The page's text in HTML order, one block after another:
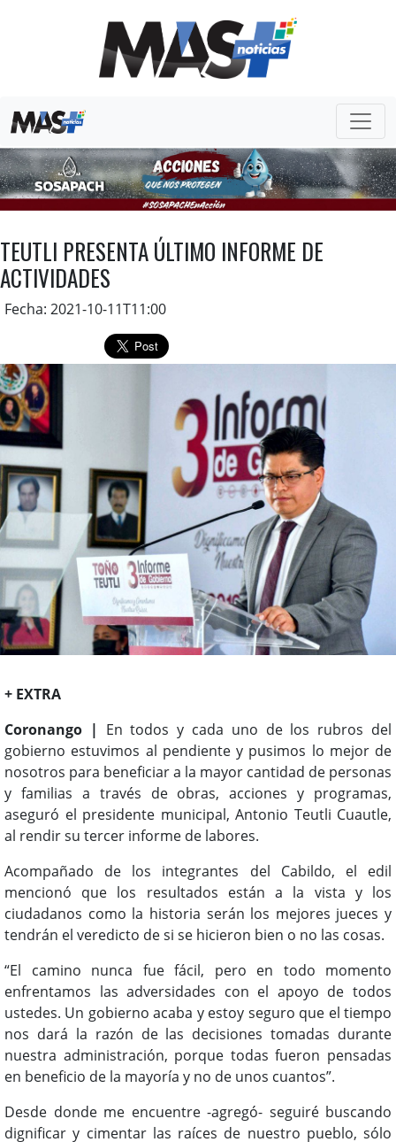
TEUTLI PRESENTA ÚLTIMO INFORME DE
ACTIVIDADES
Fecha: 2021-10-11T11:00
+ EXTRA
Coronango | En todos y cada uno de los rubros del
gobierno estuvimos al pendiente y pusimos lo mejor de
nosotros para beneficiar a la mayor cantidad de personas
y familias a través de obras, acciones y programas,
aseguró el presidente municipal, Antonio Teutli Cuautle,
al rendir su tercer informe de labores.
Acompañado de los integrantes del Cabildo, el edil
mencionó que los resultados están a la vista y los
ciudadanos como la historia serán los mejores jueces y
tendrán el veredicto de si se hicieron bien o no las cosas.
“El camino nunca fue fácil, pero en todo momento
enfrentamos las adversidades con el apoyo de todos
ustedes. Un gobierno acaba y estoy seguro que el tiempo
nos dará la razón de las decisiones tomadas durante
nuestra administración, porque todas fueron pensadas
en beneficio de la mayoría y no de unos cuantos”.
Desde donde me encuentre -agregó- seguiré buscando
dignificar y cimentar las raíces de nuestro pueblo, sólo